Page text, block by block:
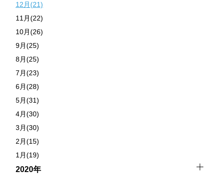
12月(21)
11月(22)
10月(26)
9月(25)
8月(25)
7月(23)
6月(28)
5月(31)
4月(30)
3月(30)
2月(15)
1月(19)
2020年